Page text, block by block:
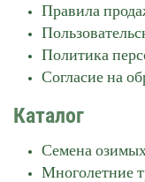
Правила
Политика
Согласие на
Каталог
Семена
Многолетние